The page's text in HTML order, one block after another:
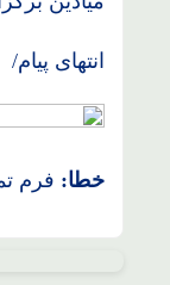
انتهای پیام/
خطا: فرم